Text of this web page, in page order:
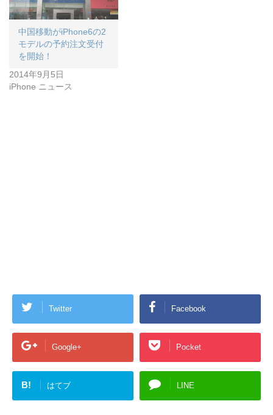
中国移動がiPhone6の2
モデルの予約注文受付
を開始！
2014年9月5日
iPhone ニュース
Twitter Facebook
Google+ Pocket
B! はてブ LINE